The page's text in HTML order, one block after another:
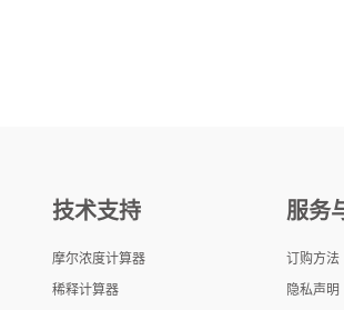
技术支持
摩尔浓度计算器
稀释计算器
服务
订购方法
隐私声明